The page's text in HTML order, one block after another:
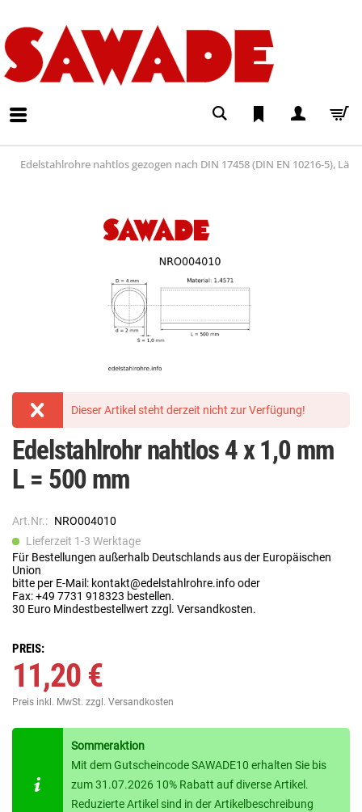
Edelstahlrohre nahtlos gezogen nach DIN 17458 (DIN EN 10216-5),
Dieser Artikel steht derzeit nicht zur Verfügung!
Edelstahlrohr nahtlos 4 x 1,0 mm
L = 500 mm
Art.Nr.: NRO004010
Lieferzeit 1-3 Werktage
Für Bestellungen außerhalb Deutschlands aus der Europäischen
Union
bitte per E-Mail: kontakt@edelstahlrohre.info oder
Fax: +49 7731 918323 bestellen.
30 Euro Mindestbestellwert zzgl. Versandkosten.
PREIS:
11,20 €
Preis inkl. MwSt. zzgl. Versandkosten
Sommeraktion
Mit dem Gutscheincode SAWADE10 erhalten Sie bis
zum 31.07.2026 10% Rabatt auf diverse Artikel.
Reduzierte Artikel sind in der Artikelbeschreibung